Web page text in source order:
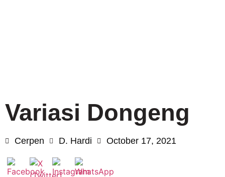
Variasi Dongeng
Cerpen D. Hardi October 17, 2021